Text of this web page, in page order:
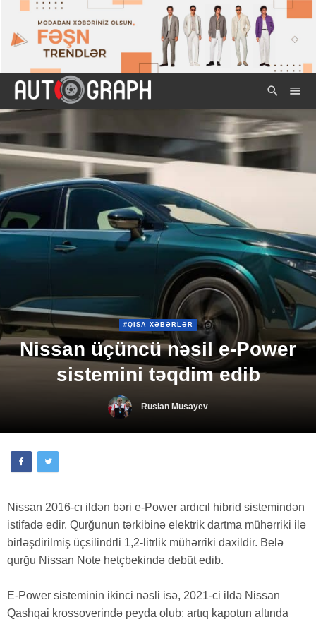
#QISA XƏBƏRLƏR
Nissan üçüncü nəsil e-Power
sistemini təqdim edib
Ruslan Musayev
Nissan 2016-cı ildən bəri e-Power ardıcıl hibrid sistemindən
istifadə edir. Qurğunun tərkibinə elektrik dartma mühərriki ilə
birləşdirilmiş üçsilindrli 1,2-litrlik mühərriki daxildir. Belə
qurğu Nissan Note hetçbekində debüt edib.
E-Power sisteminin ikinci nəsli isə, 2021-ci ildə Nissan
Qashqai krossoverində peyda olub: artıq kapotun altında